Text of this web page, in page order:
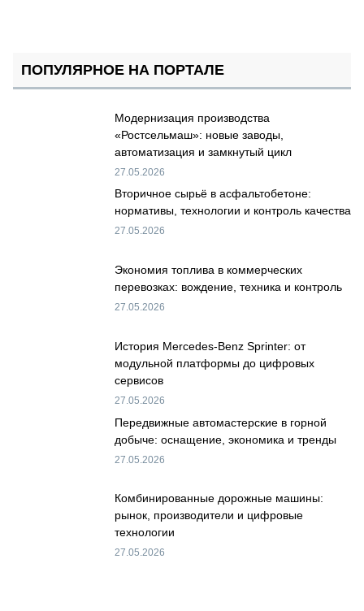
ПОПУЛЯРНОЕ НА ПОРТАЛЕ
Модернизация производства
«Ростсельмаш»: новые заводы,
автоматизация и замкнутый цикл
27.05.2026
Вторичное сырьё в асфальтобетоне:
нормативы, технологии и контроль качества
27.05.2026
Экономия топлива в коммерческих
перевозках: вождение, техника и контроль
27.05.2026
История Mercedes-Benz Sprinter: от
модульной платформы до цифровых
сервисов
27.05.2026
Передвижные автомастерские в горной
добыче: оснащение, экономика и тренды
27.05.2026
Комбинированные дорожные машины:
рынок, производители и цифровые
технологии
27.05.2026